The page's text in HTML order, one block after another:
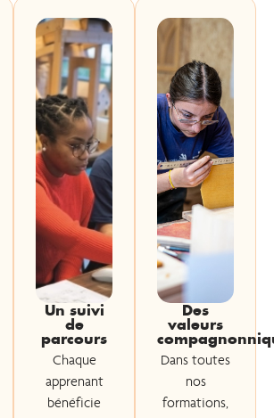
Un suivi
de
parcours
Chaque
apprenant
bénéficie
Des
valeurs
Dans toutes
nos
formations,